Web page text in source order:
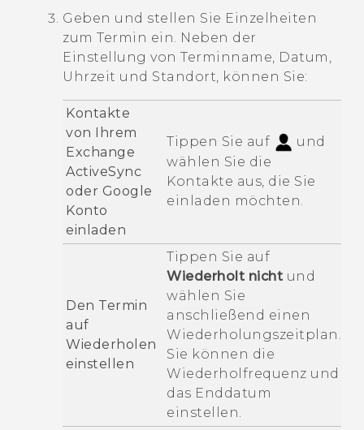
Geben und stellen Sie Einzelheiten
zum Termin ein. Neben der
Einstellung von Terminname, Datum,
Uhrzeit und Standort, können Sie:
Kontakte
von Ihrem
Exchange
ActiveSync
oder Google
Konto
einladen
Tippen Sie auf
und
wählen Sie die
Kontakte aus, die Sie
einladen möchten.
Den Termin
auf
Wiederholen
einstellen
Tippen Sie auf
Wiederholt nicht und
wählen Sie
anschließend einen
Wiederholungszeitplan.
Sie können die
Wiederholfrequenz und
das Enddatum
einstellen.